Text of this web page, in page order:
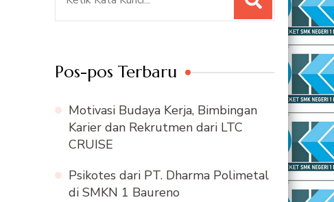
Pos-pos Terbaru
Motivasi Budaya Kerja, Bimbingan
Karier dan Rekrutmen dari LTC
CRUISE
Psikotes dari PT. Dharma Polimetal
di SMKN 1 Baureno